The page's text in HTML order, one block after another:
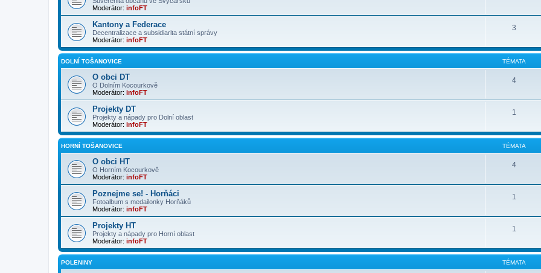
Moderátor: infoFT
Kantony a Federace
Decentralizace a subsidiarita státní správy
Moderátor: infoFT
3
DOLNÍ TOŠANOVICE TÉMATA
O obci DT
O Dolním Kocourkově
Moderátor: infoFT
4
Projekty DT
Projekty a nápady pro Dolní oblast
Moderátor: infoFT
1
HORNÍ TOŠANOVICE TÉMATA
O obci HT
O Horním Kocourkově
Moderátor: infoFT
4
Poznejme se! - Horňáci
Fotoalbum s medailonky Horňáků
Moderátor: infoFT
1
Projekty HT
Projekty a nápady pro Horní oblast
Moderátor: infoFT
1
POLENINY TÉMATA